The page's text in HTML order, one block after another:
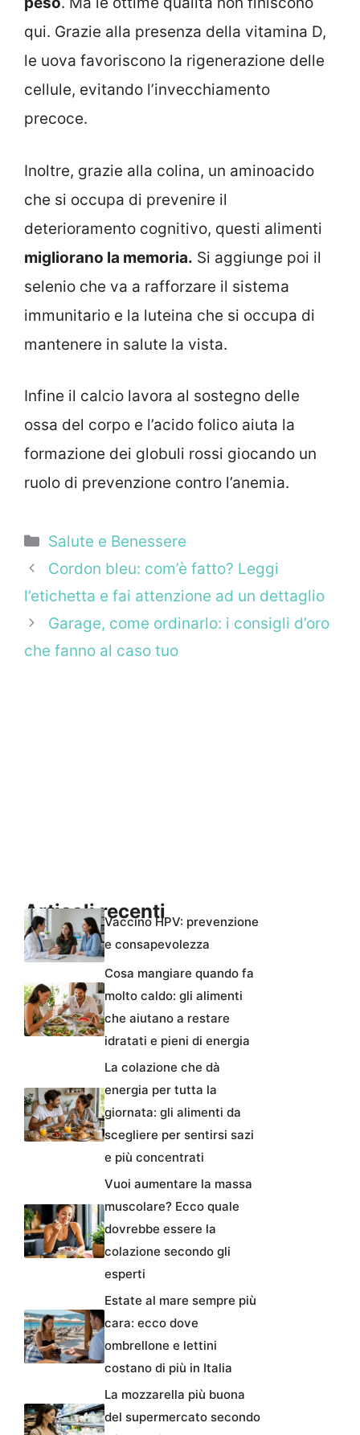
qui. Grazie alla presenza della vitamina D,
le uova favoriscono la rigenerazione delle
cellule, evitando l’invecchiamento
precoce.
Inoltre, grazie alla colina, un aminoacido
che si occupa di prevenire il
deterioramento cognitivo, questi alimenti
migliorano la memoria. Si aggiunge poi il
selenio che va a rafforzare il sistema
immunitario e la luteina che si occupa di
mantenere in salute la vista.
Infine il calcio lavora al sostegno delle
ossa del corpo e l’acido folico aiuta la
formazione dei globuli rossi giocando un
ruolo di prevenzione contro l’anemia.
Categorie
Salute e Benessere
Cordon bleu: com’è fatto? Leggi
l’etichetta e fai attenzione ad un dettaglio
Garage, come ordinarlo: i consigli d’oro
che fanno al caso tuo
Articoli recentiVaccino HPV: prevenzione
e consapevolezza
Cosa mangiare quando fa
molto caldo: gli alimenti
che aiutano a restare
idratati e pieni di energia
La colazione che dà
energia per tutta la
giornata: gli alimenti da
scegliere per sentirsi sazi
e più concentrati
Vuoi aumentare la massa
muscolare? Ecco quale
dovrebbe essere la
colazione secondo gli
esperti
Estate al mare sempre più
cara: ecco dove
ombrellone e lettini
costano di più in Italia
La mozzarella più buona
del supermercato secondo